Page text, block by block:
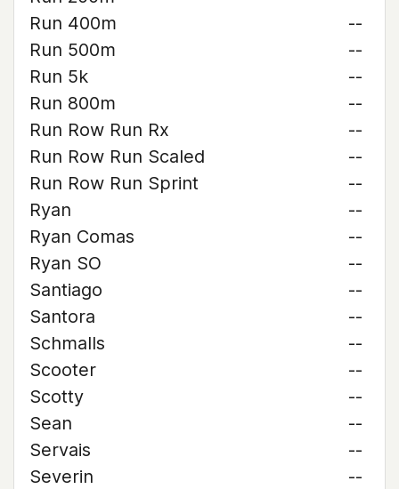
Run 400m
--
Run 500m
--
Run 5k
--
Run 800m
--
Run Row Run Rx
--
Run Row Run Scaled
--
Run Row Run Sprint
--
Ryan
--
Ryan Comas
--
Ryan SO
--
Santiago
--
Santora
--
Schmalls
--
Scooter
--
Scotty
--
Sean
--
Servais
--
Severin
--